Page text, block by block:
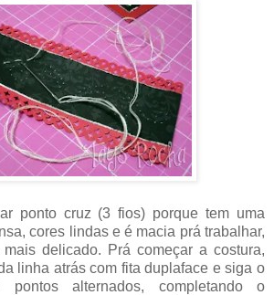
ponto cruz (3 fios) porque tem uma
cores lindas e é macia prá trabalhar,
delicado. Prá começar a costura,
linha atrás com fita duplaface e siga o
pontos alternados, completando o